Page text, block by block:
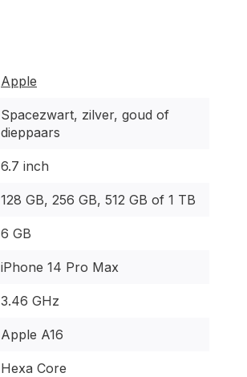
Apple
Spacezwart, zilver, goud of
dieppaars
6.7 inch
128 GB, 256 GB, 512 GB of 1 TB
6 GB
iPhone 14 Pro Max
3.46 GHz
Apple A16
Hexa Core